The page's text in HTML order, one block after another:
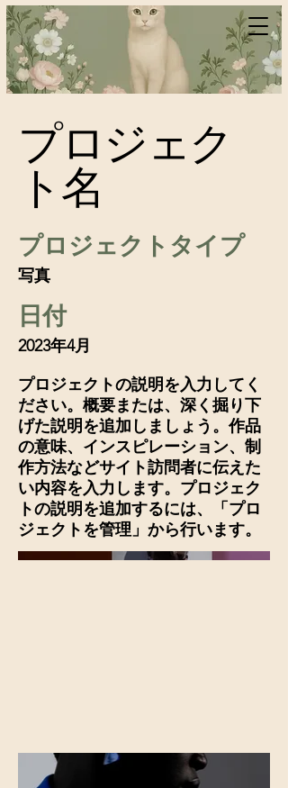
プロジェク
ト名
プロジェクトタイプ
写真
日付
2023年4月
プロジェクトの説明を入力してく
ださい。概要または、深く掘り下
げた説明を追加しましょう。作品
の意味、インスピレーション、制
作方法などサイト訪問者に伝えた
い内容を入力します。プロジェク
トの説明を追加するには、「プロ
ジェクトを管理」から行います。